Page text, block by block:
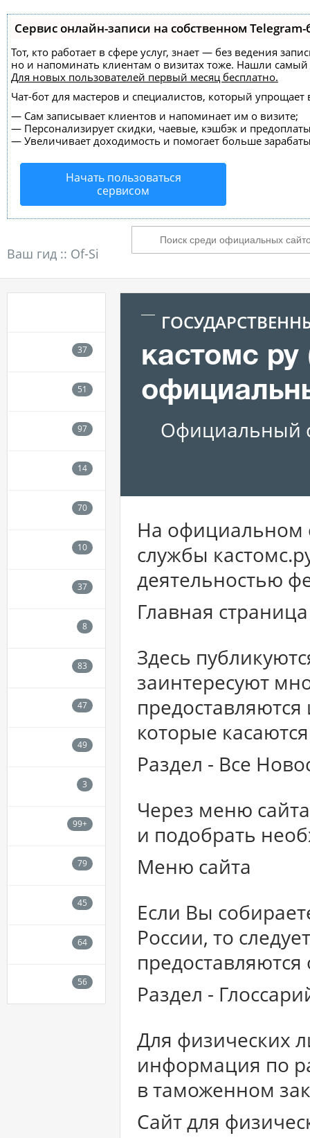
Сервис онлайн-записи на собственном Telegram-
Тот, кто работает в сфере услуг, знает — без ведения
но и напоминать клиентам о визитах тоже. Нашли
Для новых пользователей первый месяц бесплатно.
Чат-бот для мастеров и специалистов, который упрощает
— Сам записывает клиентов и напоминает им о визите;
— Персонализирует скидки, чаевые, кэшбэк и
— Увеличивает доходимость и помогает больше
Начать пользоваться
сервисом
Ваш гид :: Of-Si
кастомс
Официальный
На официальном
службы
деятельностью
Главная
Здесь
заинтересуют
которые
Раздел - Все
Через меню
и подобрать
Меню сайта
Если Вы
России, то
Раздел -
Для физических
информация по
в таможенном
Сайт для